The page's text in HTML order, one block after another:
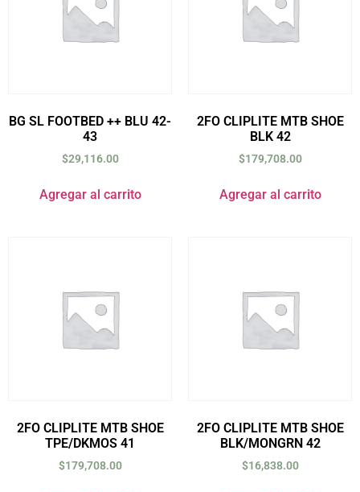
BG SL FOOTBED ++ BLU 42-
43
$29,116.00
Agregar al carrito
2FO CLIPLITE MTB SHOE
BLK 42
$179,708.00
Agregar al carrito
2FO CLIPLITE MTB SHOE
TPE/DKMOS 41
$179,708.00
2FO CLIPLITE MTB SHOE
BLK/MONGRN 42
$16,838.00